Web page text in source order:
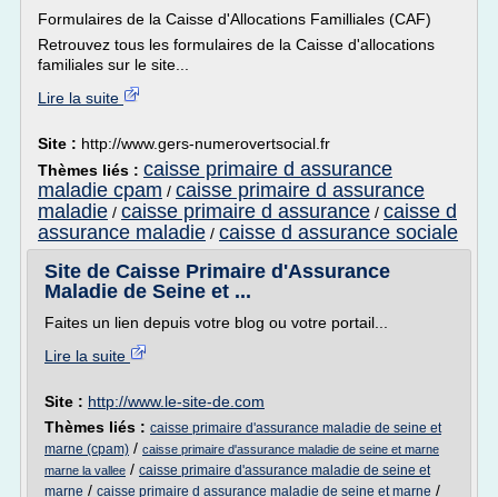
Formulaires de la Caisse d'Allocations Familliales (CAF)
Retrouvez tous les formulaires de la Caisse d'allocations
familiales sur le site...
Lire la suite
Site : http://www.gers-numerovertsocial.fr
Thèmes liés : caisse primaire d assurance
maladie cpam / caisse primaire d assurance
maladie / caisse primaire d assurance / caisse d
assurance maladie / caisse d assurance sociale
Site de Caisse Primaire d'Assurance
Maladie de Seine et ...
Faites un lien depuis votre blog ou votre portail...
Lire la suite
Site : http://www.le-site-de.com
Thèmes liés : caisse primaire d'assurance maladie de seine et
marne (cpam) / caisse primaire d'assurance maladie de seine et marne
marne la vallee / caisse primaire d'assurance maladie de seine et
marne / caisse primaire d assurance maladie de seine et marne /